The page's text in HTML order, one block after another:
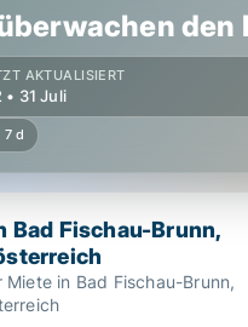
den
AKTUALISIERT
• 31 Juli
7 d
Bad Fischau-Brunn,
Miete in Bad Fischau-Brunn,